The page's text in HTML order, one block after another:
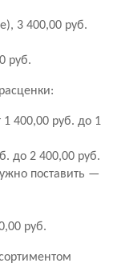
3 400,00 руб.
руб.
400,00 руб. до 1
до 2 400,00 руб.
поставить —
руб.